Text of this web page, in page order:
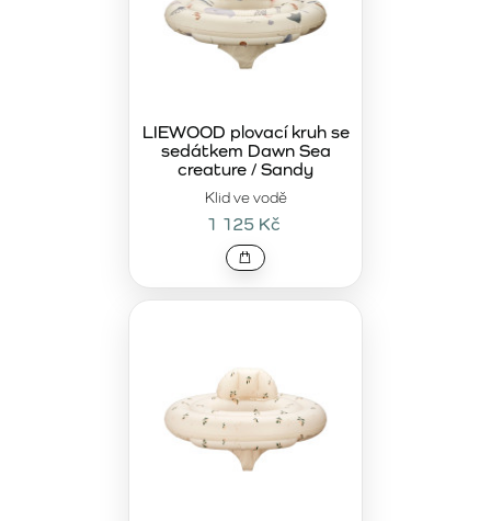
Klid ve vodě
LIEWOOD plovací kruh se
sedátkem Dawn Sea
creature / Sandy
1 125 Kč